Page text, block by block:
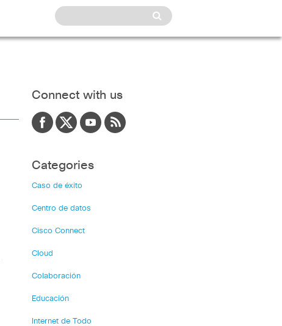
Connect with us
Categories
Caso de éxito
Centro de datos
Cisco Connect
Cloud
Colaboración
Educación
Internet de Todo